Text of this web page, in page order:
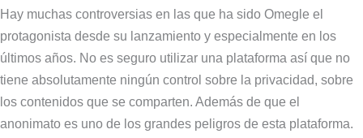
Hay muchas controversias en las que ha sido Omegle el
protagonista desde su lanzamiento y especialmente en los
últimos años. No es seguro utilizar una plataforma así que no
tiene absolutamente ningún control sobre la privacidad, sobre
los contenidos que se comparten. Además de que el
anonimato es uno de los grandes peligros de esta plataforma.